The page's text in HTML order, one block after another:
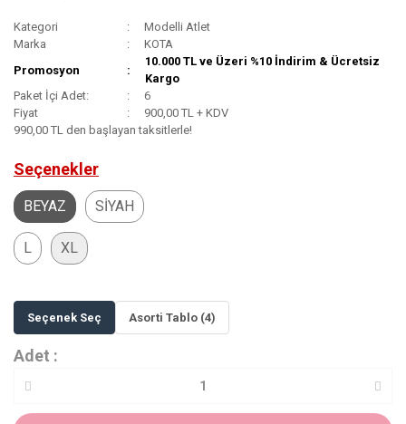
Kategori
Modelli Atlet
Marka
KOTA
Promosyon
10.000 TL ve Üzeri %10 İndirim & Ücretsiz
Kargo
Paket İçi Adet:
6
Fiyat
900,00 TL + KDV
990,00 TL den başlayan taksitlerle!
Seçenekler
BEYAZ SİYAH
L XL
Seçenek Seç Asorti Tablo (4)
Adet :